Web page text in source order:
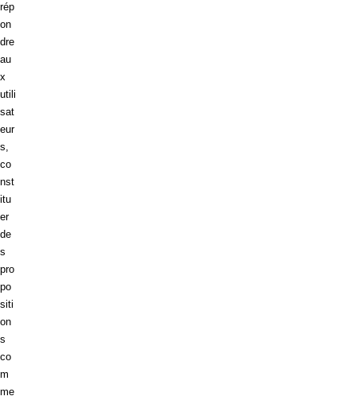
rép
on
dre
au
x
utili
sat
eur
s,
co
nst
itu
er
de
s
pro
po
siti
on
s
co
m
me